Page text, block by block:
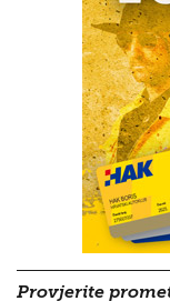
Provjerite